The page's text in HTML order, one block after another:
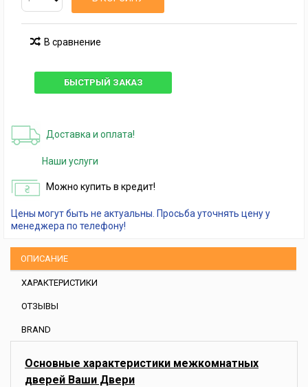
В сравнение
БЫСТРЫЙ ЗАКАЗ
Доставка и оплата!
Наши услуги
Можно купить в кредит!
Цены могут быть не актуальны. Просьба уточнять цену у
менеджера по телефону!
ОПИСАНИЕ
ХАРАКТЕРИСТИКИ
ОТЗЫВЫ
BRAND
Основные характеристики межкомнатных
дверей Ваши Двери